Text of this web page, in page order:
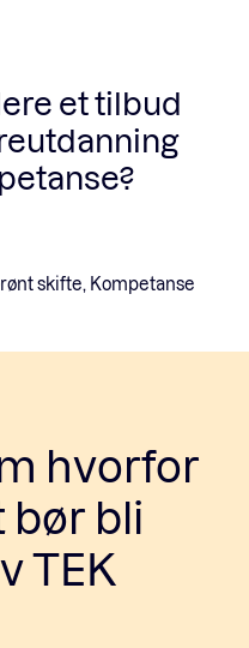
et tilbud
skifte, Kompetanse
hvorfor
bør bli
TEK